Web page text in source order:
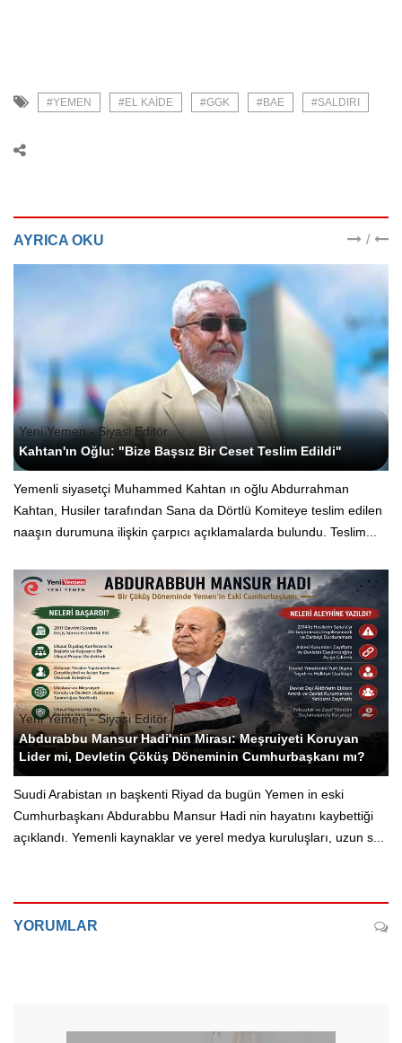
#YEMEN #EL KAIDE #GGK #BAE #SALDIRI
AYRICA OKU /
Yeni Yemen - Siyasi Editör
Kahtan'ın Oğlu: "Bize Başsız Bir Ceset Teslim Edildi"
Yemenli siyasetçi Muhammed Kahtan ın oğlu Abdurrahman
Kahtan, Husiler tarafından Sana da Dörtlü Komiteye teslim edilen
naaşın durumuna ilişkin çarpıcı açıklamalarda bulundu. Teslim...
Yeni Yemen - Siyasi Editör
Abdurabbu Mansur Hadi'nin Mirası: Meşruiyeti Koruyan
Lider mi, Devletin Çöküş Döneminin Cumhurbaşkanı mı?
Suudi Arabistan ın başkenti Riyad da bugün Yemen in eski
Cumhurbaşkanı Abdurabbu Mansur Hadi nin hayatını kaybettiği
açıklandı. Yemenli kaynaklar ve yerel medya kuruluşları, uzun s...
YORUMLAR